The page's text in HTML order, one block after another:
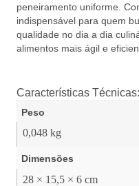
peneiramento uniforme.
indispensável para quem
qualidade no dia a dia
alimentos mais ágil e
Características Técnicas:
Peso
0,048 kg
Dimensões
28 × 15,5 × 6 cm